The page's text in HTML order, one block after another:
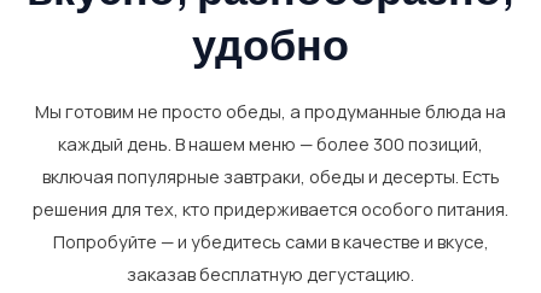
удобно
Мы готовим не просто обеды, а продуманные блюда на
каждый день. В нашем меню — более 300 позиций,
включая популярные завтраки, обеды и десерты. Есть
решения для тех, кто придерживается особого питания.
Попробуйте — и убедитесь сами в качестве и вкусе,
заказав бесплатную дегустацию.